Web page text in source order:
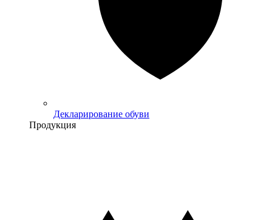
Декларирование обуви
Продукция